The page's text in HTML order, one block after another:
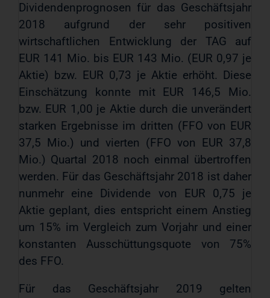
Dividendenprognosen für das Geschäftsjahr
2018 aufgrund der sehr positiven
wirtschaftlichen Entwicklung der TAG auf
EUR 141 Mio. bis EUR 143 Mio. (EUR 0,97 je
Aktie) bzw. EUR 0,73 je Aktie erhöht. Diese
Einschätzung konnte mit EUR 146,5 Mio.
bzw. EUR 1,00 je Aktie durch die unverändert
starken Ergebnisse im dritten (FFO von EUR
37,5 Mio.) und vierten (FFO von EUR 37,8
Mio.) Quartal 2018 noch einmal übertroffen
werden. Für das Geschäftsjahr 2018 ist daher
nunmehr eine Dividende von EUR 0,75 je
Aktie geplant, dies entspricht einem Anstieg
um 15% im Vergleich zum Vorjahr und einer
konstanten Ausschüttungsquote von 75%
des FFO.
Für das Geschäftsjahr 2019 gelten